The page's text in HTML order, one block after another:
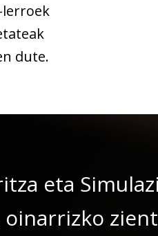
dute.
eta